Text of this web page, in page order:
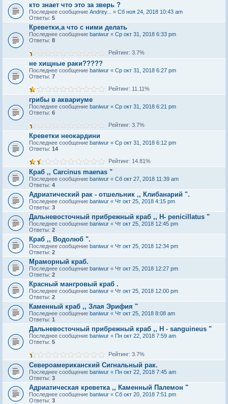
кто знает что это за зверь ?
Последнее сообщение Andrey... « Сб ноя 24, 2018 10:43 am
Ответы: 5
Креветки,а что с ними делать
Последнее сообщение baniwur « Ср окт 31, 2018 6:33 pm
Ответы: 8
Рейтинг: 3.7%
не хищные раки?????
Последнее сообщение baniwur « Ср окт 31, 2018 6:27 pm
Ответы: 7
Рейтинг: 11.11%
грибы в аквариуме
Последнее сообщение baniwur « Ср окт 31, 2018 6:21 pm
Ответы: 6
Рейтинг: 3.7%
Креветки неокардини
Последнее сообщение baniwur « Ср окт 31, 2018 6:12 pm
Ответы: 14
Рейтинг: 14.81%
Краб ,, Carcinus maenas "
Последнее сообщение baniwur « Сб окт 27, 2018 11:39 am
Ответы: 4
Адриатический рак - отшельник ,, Клибанарий ".
Последнее сообщение baniwur « Чт окт 25, 2018 4:15 pm
Ответы: 3
Дальневосточный прибрежный краб ,, Н- рenicillatus "
Последнее сообщение baniwur « Чт окт 25, 2018 12:45 pm
Ответы: 2
Краб ,, Водолюб ".
Последнее сообщение baniwur « Чт окт 25, 2018 12:34 pm
Ответы: 2
Мраморный краб.
Последнее сообщение baniwur « Чт окт 25, 2018 12:27 pm
Ответы: 2
Красный мангровый краб .
Последнее сообщение baniwur « Чт окт 25, 2018 12:00 pm
Ответы: 2
Каменный краб ,, Злая Эрифия "
Последнее сообщение baniwur « Чт окт 25, 2018 8:08 am
Ответы: 1
Дальневосточный прибрежный краб ,, Н - sanguineus "
Последнее сообщение baniwur « Пн окт 22, 2018 7:59 am
Ответы: 5
Рейтинг: 3.7%
Североамериканский Сигнальный рак.
Последнее сообщение baniwur « Пн окт 22, 2018 7:45 am
Ответы: 3
Адриатическая креветка ,, Каменный Палемон "
Последнее сообщение baniwur « Сб окт 20, 2018 7:51 pm
Ответы: 3